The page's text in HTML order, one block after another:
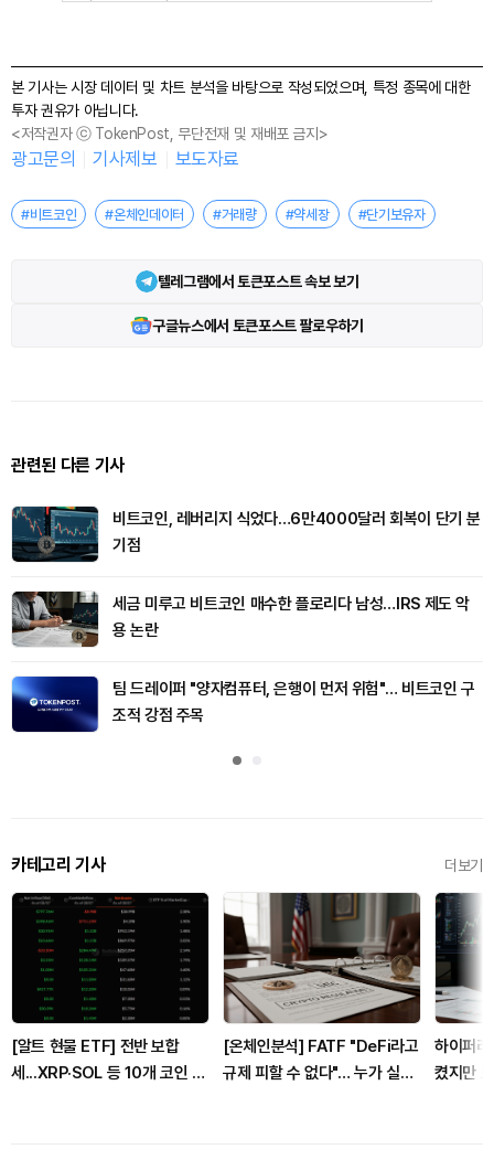
본 기사는 시장 데이터 및 차트 분석을 바탕으로 작성되었으며, 특정 종목에 대한
투자 권유가 아닙니다.
<저작권자 ⓒ TokenPost, 무단전재 및 재배포 금지>
광고문의 기사제보 보도자료
#비트코인 #온체인데이터 #거래량 #약세장 #단기보유자
텔레그램에서 토큰포스트 속보 보기
구글뉴스에서 토큰포스트 팔로우하기
관련된 다른 기사
비트코인, 레버리지 식었다…6만4000달러 회복이 단기 분
기점
세금 미루고 비트코인 매수한 플로리다 남성…IRS 제도 악
용 논란
팀 드레이퍼 "양자컴퓨터, 은행이 먼저 위험"… 비트코인 구
조적 강점 주목
카테고리 기사 더보기
[알트 현물 ETF] 전반 보합
세...XRP·SOL 등 10개 코인 관
[온체인분석] FATF "DeFi라고
규제 피할 수 없다"… 누가 실제
하이퍼
켰지만